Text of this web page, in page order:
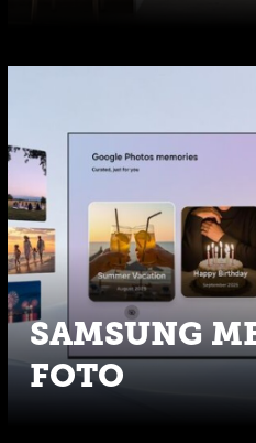
SAMSUNG
FOTO